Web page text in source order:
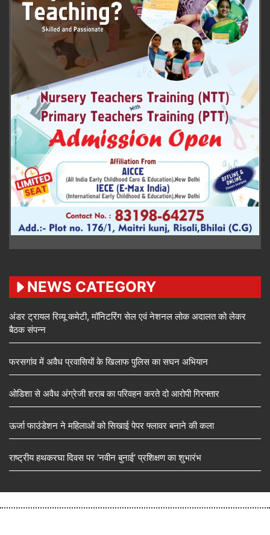
NEWS CATEGORY
अंडर ट्रायल रिव्यू कमेटी, मॉनिटरिंग सेल एवं नेशनल लोक अदालत को लेकर
बैठक संपन्न
फरसगांव में अवैध प्रवासियों के खिलाफ पुलिस का सघन अभियान
ओडिशा से अवैध अंग्रेजी शराब का परिवहन करते दो आरोपी गिरफ्तार
ऊर्जा फाउंडेशन ने महिलाओं को सिखाई पेपर फ्लावर बनाने की कला
राष्ट्रीय हथकरघा दिवस पर ‘नवीन बुनाई’ प्रशिक्षण का शुभारंभ